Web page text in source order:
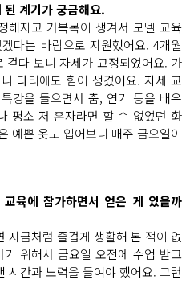
계기가 궁금해요.
해지고 거북목이 생겨서 모델 교육
다는 바람으로 지원했어요. 4개월
걷다 보니 자세가 교정되었어요. 가
다리에도 힘이 생겼어요. 자세 교
강을 들으면서 춤, 연기 등을 배우
평소 저 혼자라면 할 수 없었던 화
예쁜 옷도 입어보니 매주 금요일이
육에 참가하면서 얻은 게 있을까
지금처럼 즐겁게 생활해 본 적이 없
위해서 금요일 오전에 수업 받고
시간과 노력을 들여야 했어요. 그런